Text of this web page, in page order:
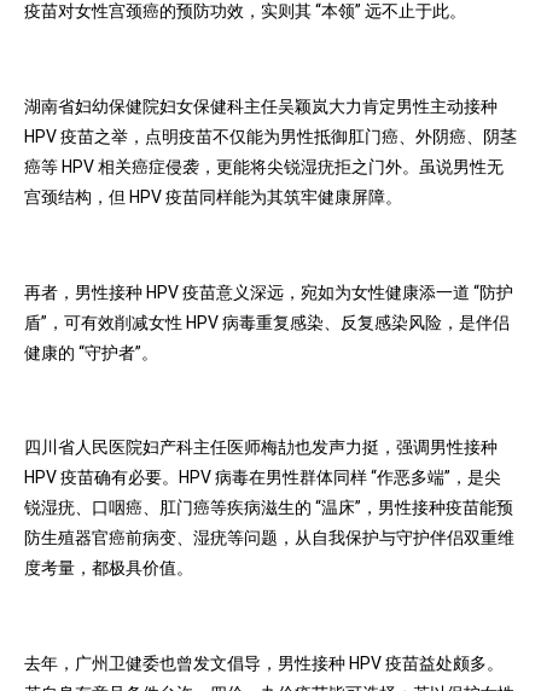
疫苗对女性宫颈癌的预防功效，实则其 “本领” 远不止于此。
湖南省妇幼保健院妇女保健科主任吴颖岚大力肯定男性主动接种
HPV 疫苗之举，点明疫苗不仅能为男性抵御肛门癌、外阴癌、阴茎
癌等 HPV 相关癌症侵袭，更能将尖锐湿疣拒之门外。虽说男性无
宫颈结构，但 HPV 疫苗同样能为其筑牢健康屏障。
再者，男性接种 HPV 疫苗意义深远，宛如为女性健康添一道 “防护
盾”，可有效削减女性 HPV 病毒重复感染、反复感染风险，是伴侣
健康的 “守护者”。
四川省人民医院妇产科主任医师梅劼也发声力挺，强调男性接种
HPV 疫苗确有必要。HPV 病毒在男性群体同样 “作恶多端”，是尖
锐湿疣、口咽癌、肛门癌等疾病滋生的 “温床”，男性接种疫苗能预
防生殖器官癌前病变、湿疣等问题，从自我保护与守护伴侣双重维
度考量，都极具价值。
去年，广州卫健委也曾发文倡导，男性接种 HPV 疫苗益处颇多。